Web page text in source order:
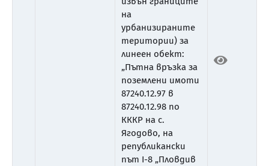
на
урбанизираните
територии) за
линеен обект:
„Пътна връзка за
поземлени имоти
87240.12.97 в
87240.12.98 по
КККР на с.
Ягодово, на
републикански
път I-8 „Пловдив